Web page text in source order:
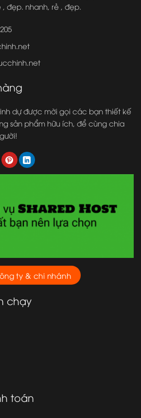
, đẹp. nhanh, rẻ , đẹp.
dự được mời gọi các bạn thiết kế
sản phẩm hữu ích, để cùng chia
ty & chi nhánh
chạy
toán